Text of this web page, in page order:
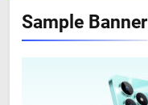
Sample Banner